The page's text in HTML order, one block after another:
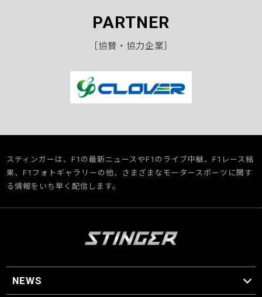
PARTNER
［協賛・協力企業］
スティンガーは、F1の最新ニュースやF1のライブ中継、F1レース結
果、F1フォトギャラリーの他、さまざまなモータースポーツに関す
る情報をいち早く配信します。
NEWS